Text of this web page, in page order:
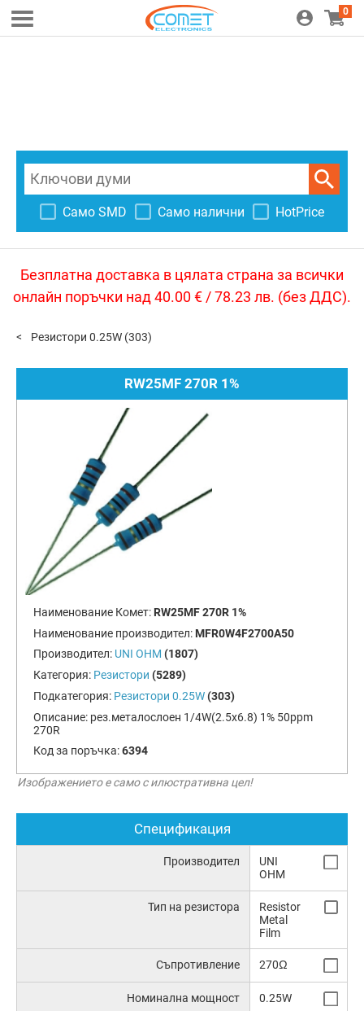
0
Само SMD Само налични HotPrice
Безплатна доставка в цялата страна за всички
онлайн поръчки над 40.00 € / 78.23 лв. (без ДДС).
Резистори 0.25W (303)
RW25MF 270R 1%
Наименование Комет: RW25MF 270R 1%
Наименование производител: MFR0W4F2700A50
Производител: UNI OHM (1807)
Категория: Резистори (5289)
Подкатегория: Резистори 0.25W (303)
Описание: рез.металослоен 1/4W(2.5x6.8) 1% 50ppm
270R
Код за поръчка:6394
Изображението е само с илюстративна цел!
Спецификация
Производител
UNI
OHM
Тип на резистора
Resistor
Metal
Film
Съпротивление 270Ω
Номинална мощност 0.25W